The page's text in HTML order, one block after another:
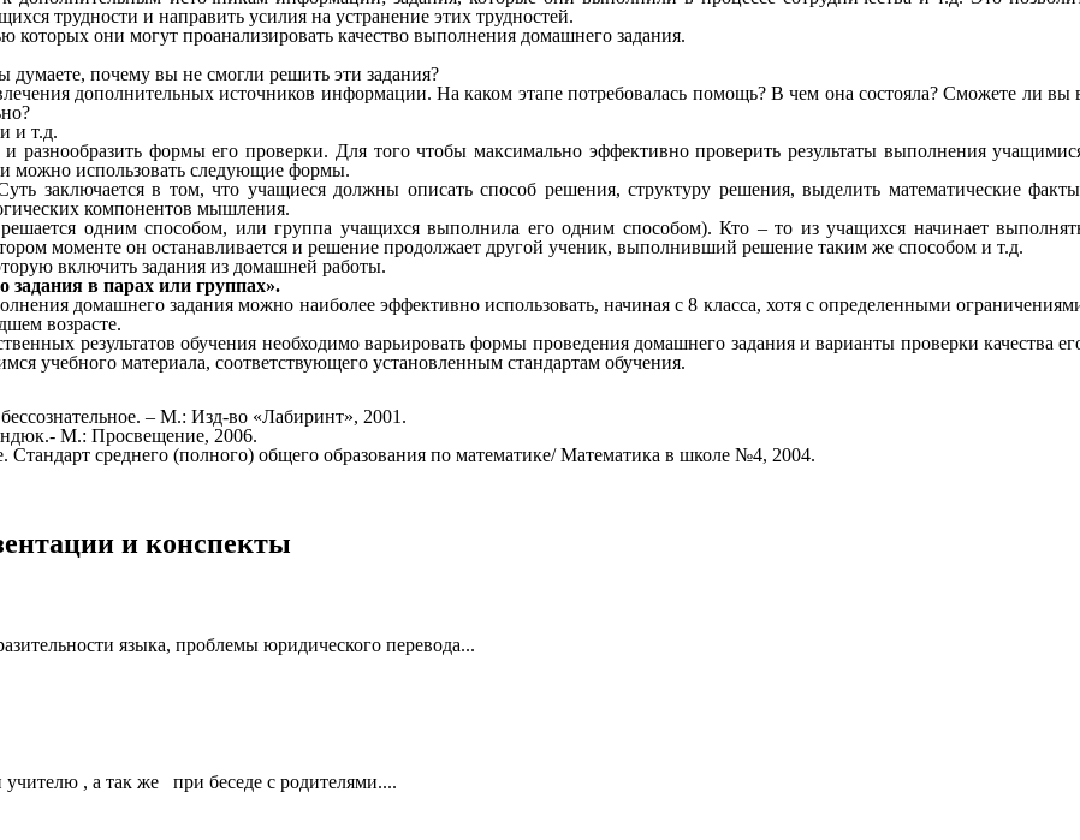
трудности и направить усилия на устранение этих трудностей.
они могут проанализировать качество выполнения домашнего задания.
почему вы не смогли решить эти задания?
дополнительных источников информации. На каком этапе потребовалась помощь? В чем она состояла? Сможете ли вы
и т.д.
формы его проверки. Для того чтобы максимально эффективно проверить результаты выполнения
можно использовать следующие формы.
заключается в том, что учащиеся должны описать способ решения, структуру решения, выделить математические
компонентов мышления.
решается одним способом, или группа учащихся выполнила его одним способом). Кто – то из учащихся начинает
моменте он останавливается и решение продолжает другой ученик, выполнивший решение таким же способом и т.д.
включить задания из домашней работы.
задания в парах или группах».
домашнего задания можно наиболее эффективно использовать, начиная с 8 класса, хотя с определенными
возрасте.
результатов обучения необходимо варьировать формы проведения домашнего задания и варианты проверки качества
учебного материала, соответствующего установленным стандартам обучения.
– М.: Изд-во «Лабиринт», 2001.
М.: Просвещение, 2006.
Стандарт среднего (полного) общего образования по математике/ Математика в школе №4, 2004.
и конспекты
языка, проблемы юридического перевода...
, а так же при беседе с родителями....